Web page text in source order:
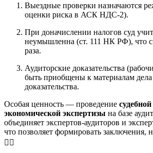
Выездные проверки назначаются
оценки риска в АСК НДС-2).
При доначислении налогов суд
неумышленна (ст. 111 НК РФ), что
раза.
Аудиторские доказательства
быть приобщены к материалам
доказательства.
Особая ценность — проведение
экономической экспертизы на базе
объединяет экспертов-аудиторов и
что позволяет формировать заключения,
🧑‍⚖️